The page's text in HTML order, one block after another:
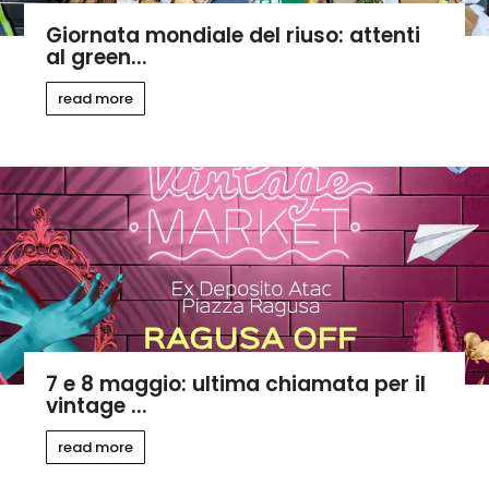
Giornata mondiale del riuso: attenti
al green...
read more
7 e 8 maggio: ultima chiamata per il
vintage ...
read more